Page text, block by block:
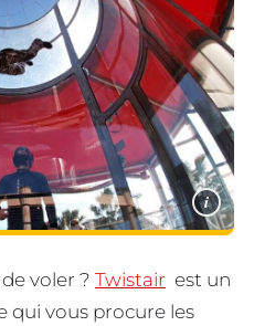
i
voler ? Twistair est un
qui vous procure les